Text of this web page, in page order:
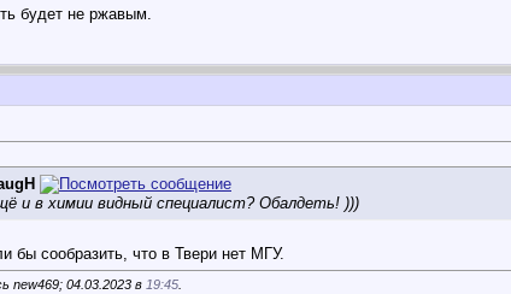
будет не ржавым.
и в химии видный специалист? Обалдеть! )))
бы сообразить, что в Твери нет МГУ.
new469; 04.03.2023 в 19:45